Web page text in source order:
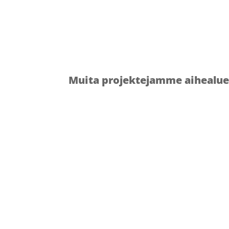
Muita projektejamme